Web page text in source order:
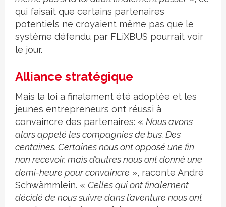
qui faisait que certains partenaires
potentiels ne croyaient même pas que le
système défendu par FLiXBUS pourrait voir
le jour.
Alliance stratégique
Mais la loi a finalement été adoptée et les
jeunes entrepreneurs ont réussi à
convaincre des partenaires: « Nous avons
alors appelé les compagnies de bus. Des
centaines. Certaines nous ont opposé une fin
non recevoir, mais d’autres nous ont donné une
demi-heure pour convaincre », raconte André
Schwämmlein. « Celles qui ont finalement
décidé de nous suivre dans l’aventure nous ont